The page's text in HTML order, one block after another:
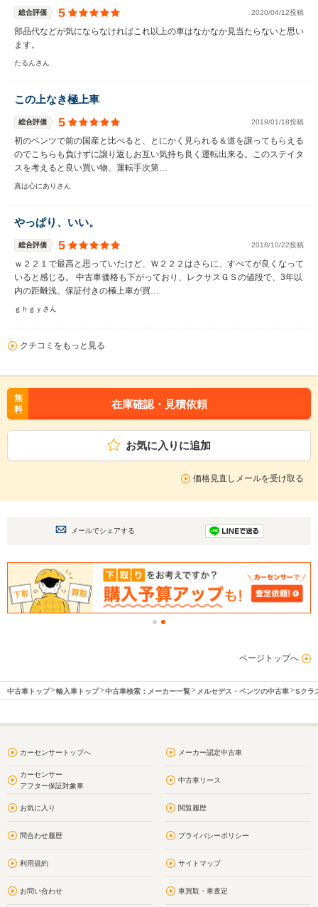
総合評価 5 2020/04/12投稿
部品代などが気にならなければこれ以上の車はなかなか見当たらないと思い
ます。
たるんさん
この上なき極上車
総合評価 5 2019/01/18投稿
初のベンツで前の国産と比べると、とにかく見られる＆道を譲ってもらえる
のでこちらも負けずに譲り返しお互い気持ち良く運転出来る。このステイタ
スを考えると良い買い物、運転手次第…
真は心にありさん
やっぱり、いい。
総合評価 5 2018/10/22投稿
ｗ２２１で最高と思っていたけど、Ｗ２２２はさらに、すべてが良くなって
いると感じる。 中古車価格も下がっており、レクサスＧＳの値段で、3年以
内の距離浅、保証付きの極上車が買…
ｇｈｇｙさん
クチコミをもっと見る
無
料
在庫確認・見積依頼
お気に入りに追加
価格見直しメールを受け取る
メールでシェアする
ページトップへ
中古車トップ 輸入車トップ 中古車検索：メーカー一覧 メルセデス・ベンツの中古車 Sクラ
カーセンサートップへ メーカー認定中古車
カーセンサー
アフター保証対象車
中古車リース
お気に入り 閲覧履歴
問合わせ履歴 プライバシーポリシー
利用規約 サイトマップ
お問い合わせ 車買取・車査定